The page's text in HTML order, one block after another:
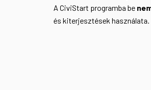
A CiviStart programba be
és kiterjesztések használata.